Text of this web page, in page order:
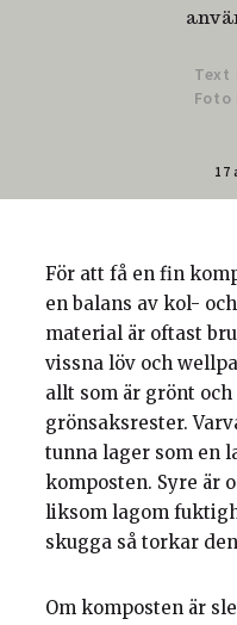
Text
Foto
17
För att få en fin
en balans av kol-
material är oftast
vissna löv och
allt som är grönt
grönsaksrester.
tunna lager som en
komposten. Syre är
liksom lagom
skugga så torkar
Om komposten är